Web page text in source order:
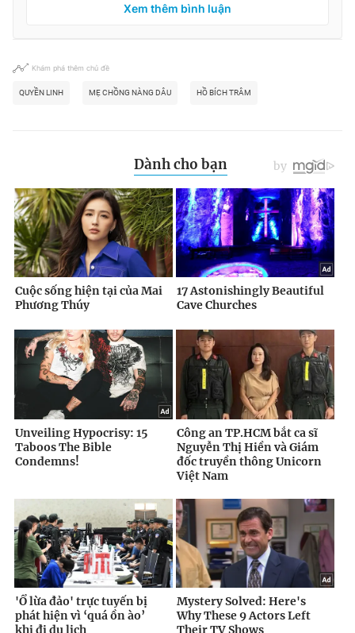
Xem thêm bình luận
Khám phá thêm chủ đề
QUYỀN LINH MẸ CHỒNG NÀNG DÂU HỒ BÍCH TRÂM